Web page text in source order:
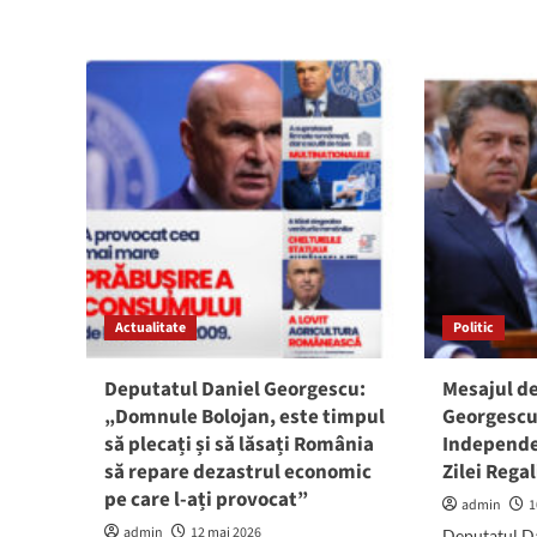
„1
Iunie
în
trei
locuri,
dar
cu
aceeași
toți
Actualitate
Deputatul Daniel Georgescu:
„Domnule Bolojan, este timpul
să plecați și să lăsați România
să repare dezastrul economic
pe care l-ați provocat”
admin
12 mai 2026
Politic
Mesajul
Zilei
admin